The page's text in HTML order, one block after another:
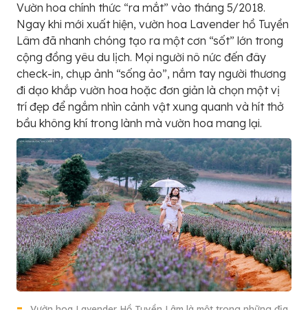
Vườn hoa chính thức “ra mắt” vào tháng 5/2018.
Ngay khi mới xuất hiện, vườn hoa Lavender hồ Tuyền
Lâm đã nhanh chóng tạo ra một cơn “sốt” lớn trong
cộng đồng yêu du lịch. Mọi người nô nức đến đây
check-in, chụp ảnh “sống ảo”, nắm tay người thương
đi dạo khắp vườn hoa hoặc đơn giản là chọn một vị
trí đẹp để ngắm nhìn cảnh vật xung quanh và hít thở
bầu không khí trong lành mà vườn hoa mang lại.